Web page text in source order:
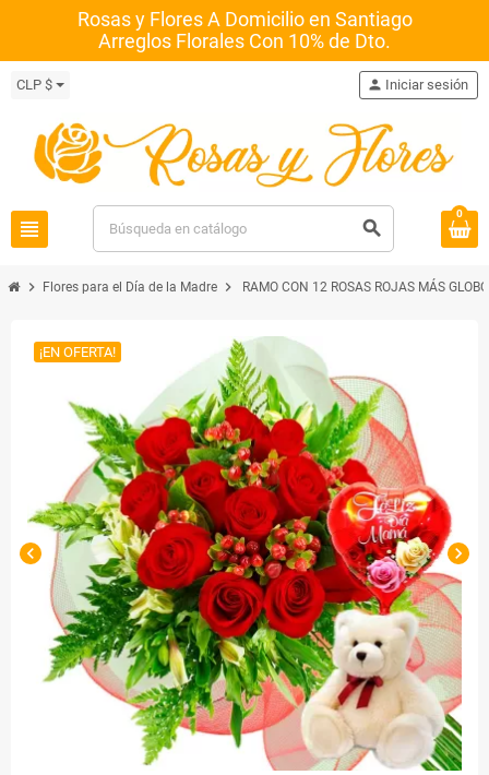
Rosas y Flores A Domicilio en Santiago
Arreglos Florales Con 10% de Dto.
CLP $
view_headline search
person Iniciar sesión
0
chevron_right Flores para el Día de la Madre chevron_right RAMO CON 12 ROSAS ROJAS MÁS
chevron_left chevron_right
¡EN OFERTA!